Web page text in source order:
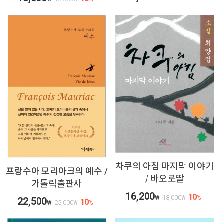
프랑수아 모리아크의 예수 /
가톨릭출판사
22,500₩ 25,000₩ 10%
차쿠의 아침 마지막 이야기
/ 바오로딸
16,200₩ 18,000₩ 10%